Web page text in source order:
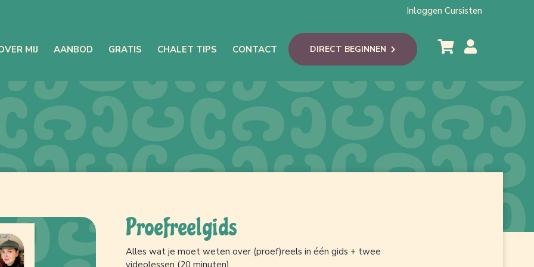
Inloggen Cursisten
MIJ AANBOD GRATIS CHALET TIPS CONTACT DIRECT BEGINNEN
Proefreelgids
Alles wat je moet weten over (proef)reels in één gids + twee